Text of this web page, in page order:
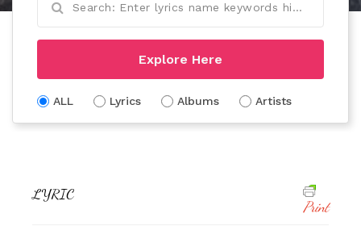
Explore Here
ALL Lyrics Albums Artists
LYRIC
Print